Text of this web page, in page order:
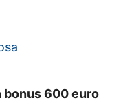
bonus 600 euro